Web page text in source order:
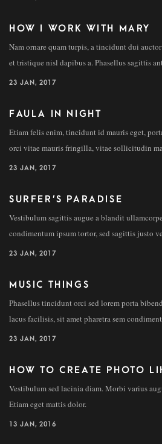
HOW I WORK WITH MARY
Nam ornare quam turpis, a tincidunt dui
et tristique nisl dapibus a. Phasellus sagittis
23 JAN, 2017
FAULA IN NIGHT
Etiam felis enim, tincidunt id mauris eget,
orci vitae mauris fringilla, vitae sollicitudin
23 JAN, 2017
SURFER’S PARADISE
Vestibulum sagittis augue a blandit
condimentum ipsum tortor, sed sagittis justo
23 JAN, 2017
MUSIC THINGS
Phasellus tincidunt orci sed lorem porta
lacus facilisis, sit amet pharetra sem
23 JAN, 2017
HOW TO CREATE PHOTO
Vestibulum sed lacinia diam. Morbi varius
Etiam eget mattis dolor.
13 JAN, 2016